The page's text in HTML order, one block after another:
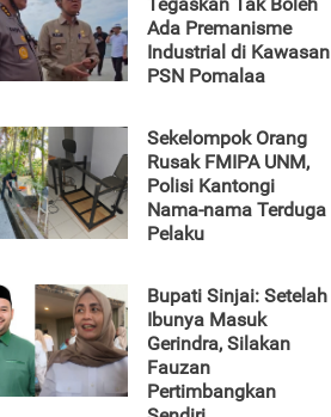
Ada Premanisme
Industrial di Kawasan
PSN Pomalaa
Sekelompok Orang
Rusak FMIPA UNM,
Polisi Kantongi
Nama-nama Terduga
Pelaku
Bupati Sinjai: Setelah
Ibunya Masuk
Gerindra, Silakan
Fauzan
Pertimbangkan